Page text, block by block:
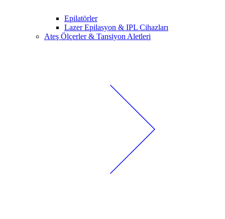
Epilatörler
Lazer Epilasyon & IPL Cihazları
Ateş Ölçerler & Tansiyon Aletleri